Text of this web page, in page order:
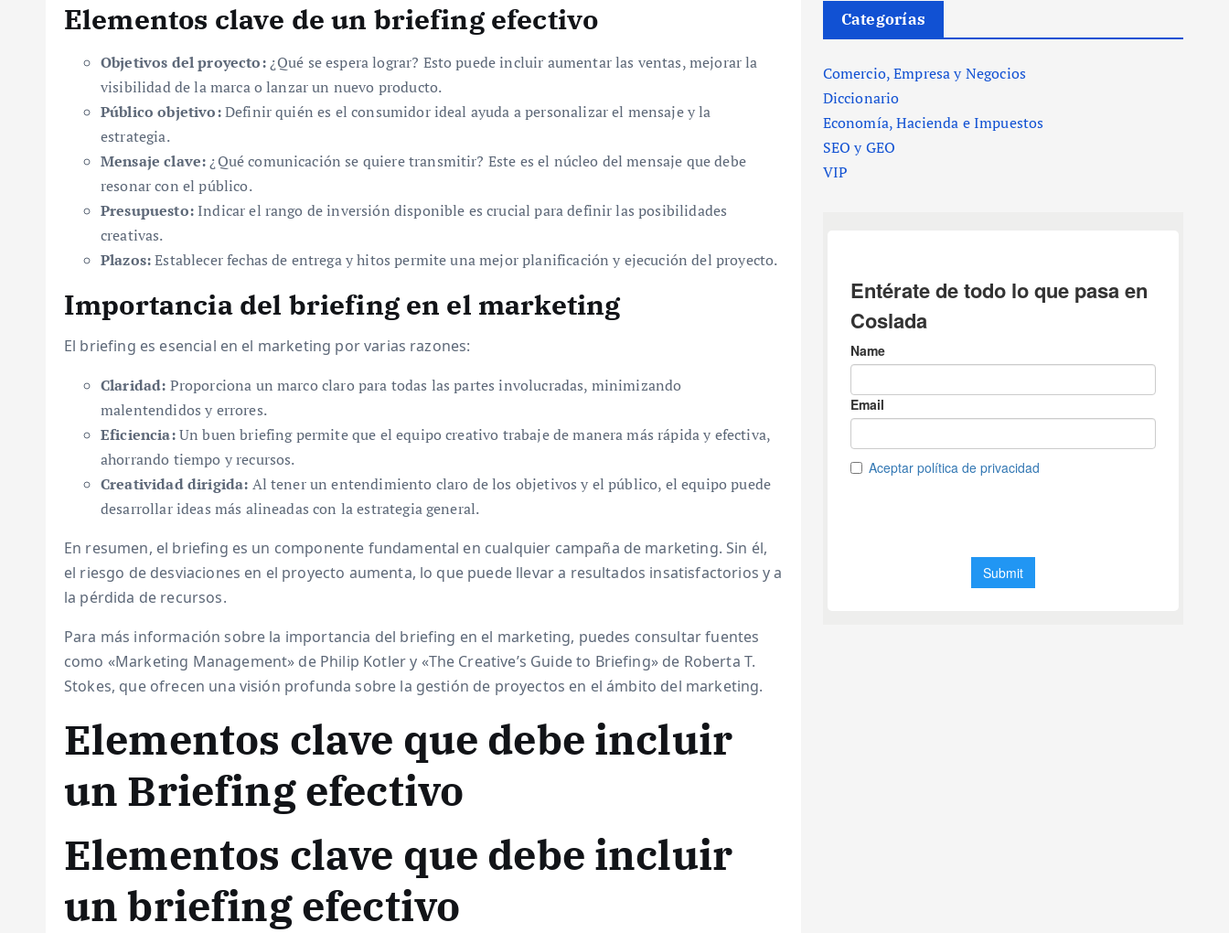
Elementos clave de un briefing efectivo
Objetivos del proyecto:¿Qué se espera lograr? Esto puede incluir aumentar las ventas, mejorar la
visibilidad de la marca o lanzar un nuevo producto.
Público objetivo:Definir quién es el consumidor ideal ayuda a personalizar el mensaje y la
estrategia.
Mensaje clave:¿Qué comunicación se quiere transmitir? Este es el núcleo del mensaje que debe
resonar con el público.
Presupuesto:Indicar el rango de inversión disponible es crucial para definir las posibilidades
creativas.
Plazos:Establecer fechas de entrega y hitos permite una mejor planificación y ejecución del proyecto.
Importancia del briefing en el marketing
El briefing es esencial en el marketing por varias razones:
Claridad: Proporciona un marco claro para todas las partes involucradas, minimizando
malentendidos y errores.
Eficiencia:Un buen briefing permite que el equipo creativo trabaje de manera más rápida y efectiva,
ahorrando tiempo y recursos.
Creatividad dirigida: Al tener un entendimiento claro de los objetivos y el público, el equipo puede
desarrollar ideas más alineadas con la estrategia general.
En resumen, el briefing es un componente fundamental en cualquier campaña de marketing. Sin él,
el riesgo de desviaciones en el proyecto aumenta, lo que puede llevar a resultados insatisfactorios y a
la pérdida de recursos.
Para más información sobre la importancia del briefing en el marketing, puedes consultar fuentes
como «Marketing Management» de Philip Kotler y «The Creative’s Guide to Briefing» de Roberta T.
Stokes, que ofrecen una visión profunda sobre la gestión de proyectos en el ámbito del marketing.
Elementos clave que debe incluir
un Briefing efectivo
Elementos clave que debe incluir
un briefing efectivo
Categorías
Comercio, Empresa y Negocios
Diccionario
Economía, Hacienda e Impuestos
SEO y GEO
VIP